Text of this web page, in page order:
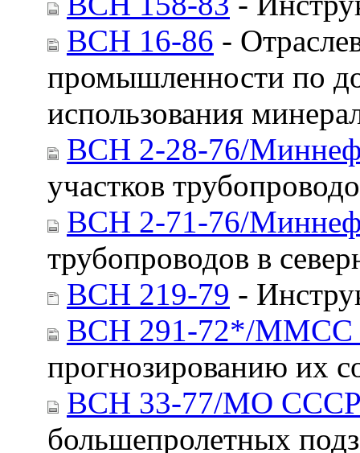
ВСН 16-86 -
промышленности по
использования
ВСН 2-28-76/
участков
ВСН 2-71-76/
трубопроводов в
ВСН 219-79 -
ВСН 291-72*/
прогнозированию их
ВСН 33-77/МО
большепролетных